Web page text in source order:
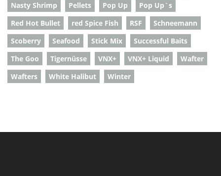
Nasty Shrimp
Pellets Pop Up
Pop Up`s
Red Hot Bullet
red Spice Fish RSF
Schneemann
Scoberry
Seafood Stick Mix
Successful Baits
The Goo
Tigernüsse VNX+ VNX+ Liquid
Wafter
Wafters
White Halibut Winter